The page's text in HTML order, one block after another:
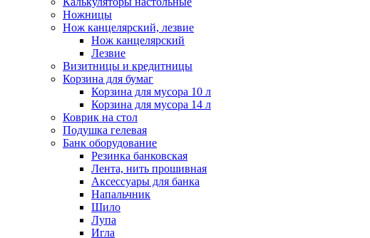
Ножницы
Нож канцелярский, лезвие
Нож канцелярский
Лезвие
Визитницы и кредитницы
Корзина для бумаг
Корзина для мусора 10 л
Корзина для мусора 14 л
Коврик на стол
Подушка гелевая
Банк оборудование
Резинка банковская
Лента, нить прошивная
Аксессуары для банка
Напальчник
Шило
Лупа
Игла